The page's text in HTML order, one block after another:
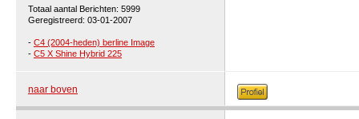
Totaal aantal Berichten: 5999
Geregistreerd: 03-01-2007
- C4 (2004-heden) berline Image
- C5 X Shine Hybrid 225
naar boven